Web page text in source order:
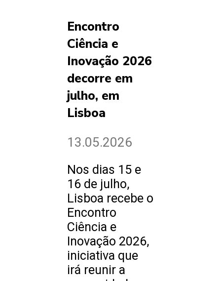
Encontro
Ciência e
Inovação 2026
decorre em
julho, em
Lisboa
13.05.2026
Nos dias 15 e
16 de julho,
Lisboa recebe o
Encontro
Ciência e
Inovação 2026,
iniciativa que
irá reunir a